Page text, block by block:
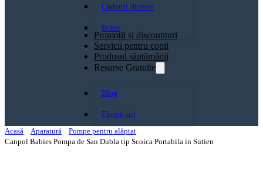
Cadouri diverse
Botez
Promoții și discounturi
Servicii pentru copii
Produsul săptămănii
Resurse Gratuite
Blog
Ebook-uri
Acasă
Aparatură
Pompe pentru alăptat
Canpol Babies Pompa de San Dubla tip Scoica Portabila in Sutien